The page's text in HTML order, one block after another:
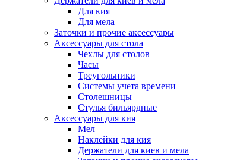
Для кия
Для мела
Заточки и прочие аксессуары
Аксессуары для стола
Чехлы для столов
Часы
Треугольники
Системы учета времени
Столешницы
Стулья бильярдные
Аксессуары для кия
Мел
Наклейки для кия
Держатели для киев и мела